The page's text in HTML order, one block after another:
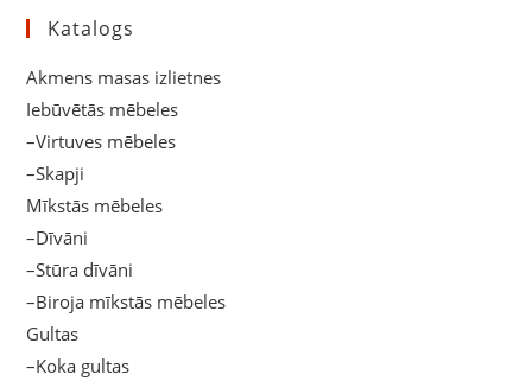
Katalogs
Akmens masas izlietnes
Iebūvētās mēbeles
–Virtuves mēbeles
–Skapji
Mīkstās mēbeles
–Dīvāni
–Stūra dīvāni
–Biroja mīkstās mēbeles
Gultas
–Koka gultas